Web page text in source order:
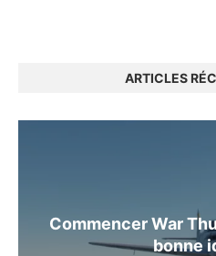
ARTICLES
Commencer War
bonne